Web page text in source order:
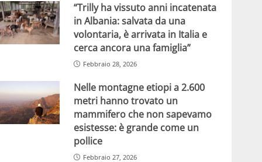
“Trilly ha vissuto anni incatenata
in Albania: salvata da una
volontaria, è arrivata in Italia e
cerca ancora una famiglia”
Febbraio 28, 2026
Nelle montagne etiopi a 2.600
metri hanno trovato un
mammifero che non sapevamo
esistesse: è grande come un
pollice
Febbraio 27, 2026